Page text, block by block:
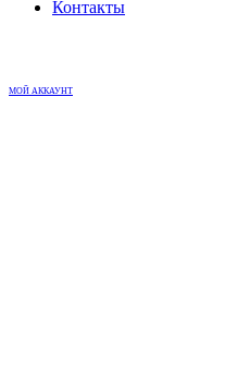
Контакты
МОЙ АККАУНТ